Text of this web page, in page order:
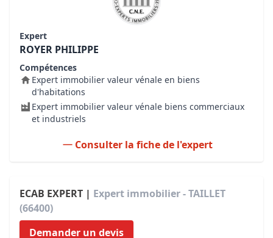
Expert
ROYER PHILIPPE
Compétences
Expert immobilier valeur vénale en biens
d'habitations
Expert immobilier valeur vénale biens commerciaux
et industriels
Consulter la fiche de l'expert
ECAB EXPERT | Expert immobilier - TAILLET
(66400)
Demander un devis